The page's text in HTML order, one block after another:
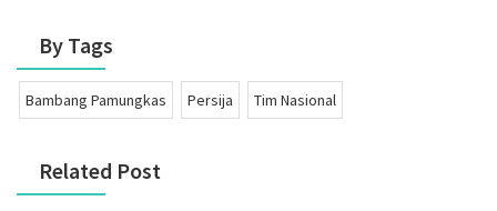
By Tags
Bambang Pamungkas Persija Tim Nasional
Related Post